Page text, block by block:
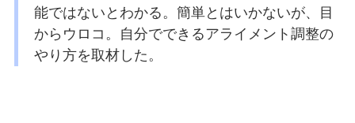
能ではないとわかる。簡単とはいかないが、目
からウロコ。自分でできるアライメント調整の
やり方を取材した。